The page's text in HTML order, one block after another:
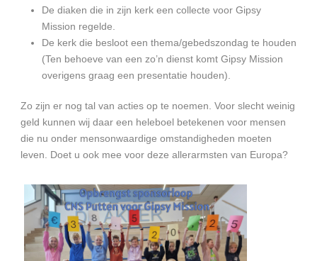
De diaken die in zijn kerk een collecte voor Gipsy
Mission regelde.
De kerk die besloot een thema/gebedszondag te houden
(Ten behoeve van een zo’n dienst komt Gipsy Mission
overigens graag een presentatie houden).
Zo zijn er nog tal van acties op te noemen. Voor slecht weinig
geld kunnen wij daar een heleboel betekenen voor mensen
die nu onder mensonwaardige omstandigheden moeten
leven. Doet u ook mee voor deze allerarmsten van Europa?